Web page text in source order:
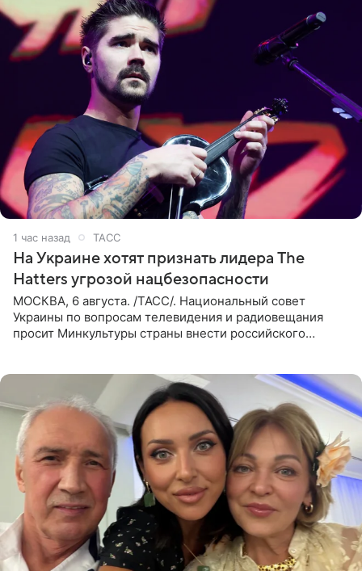
1 час назад ТАСС
На Украине хотят признать лидера The
Hatters угрозой нацбезопасности
МОСКВА, 6 августа. /ТАСС/. Национальный совет
Украины по вопросам телевидения и радиовещания
просит Минкультуры страны внести российского